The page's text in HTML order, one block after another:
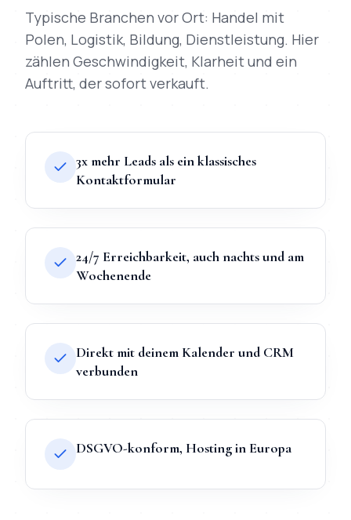
Typische Branchen vor Ort: Handel mit
Polen, Logistik, Bildung, Dienstleistung. Hier
zählen Geschwindigkeit, Klarheit und ein
Auftritt, der sofort verkauft.
3x mehr Leads als ein klassisches
Kontaktformular
24/7 Erreichbarkeit, auch nachts und am
Wochenende
Direkt mit deinem Kalender und CRM
verbunden
DSGVO-konform, Hosting in Europa